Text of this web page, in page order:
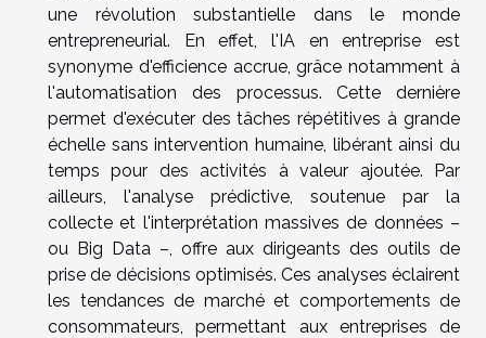
une révolution substantielle dans le monde
entrepreneurial. En effet, l'IA en entreprise est
synonyme d'efficience accrue, grâce notamment à
l'automatisation des processus. Cette dernière
permet d'exécuter des tâches répétitives à grande
échelle sans intervention humaine, libérant ainsi du
temps pour des activités à valeur ajoutée. Par
ailleurs, l'analyse prédictive, soutenue par la
collecte et l'interprétation massives de données –
ou Big Data –, offre aux dirigeants des outils de
prise de décisions optimisés. Ces analyses éclairent
les tendances de marché et comportements de
consommateurs, permettant aux entreprises de